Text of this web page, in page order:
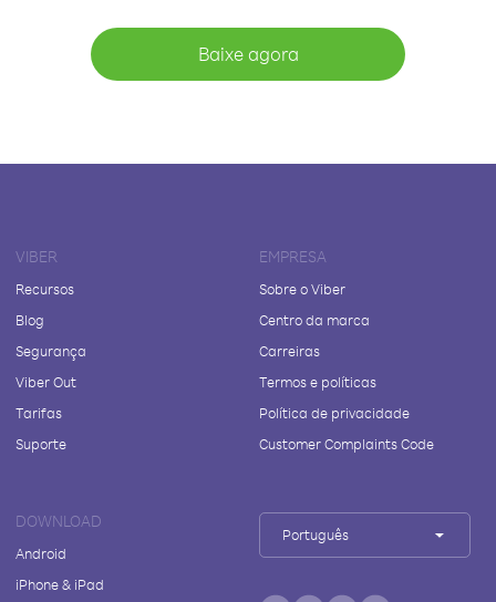
Baixe agora
VIBER
Recursos
Blog
Segurança
Viber Out
Tarifas
Suporte
EMPRESA
Sobre o Viber
Centro da marca
Carreiras
Termos e políticas
Política de privacidade
Customer Complaints Code
DOWNLOAD
Android
iPhone & iPad
Português